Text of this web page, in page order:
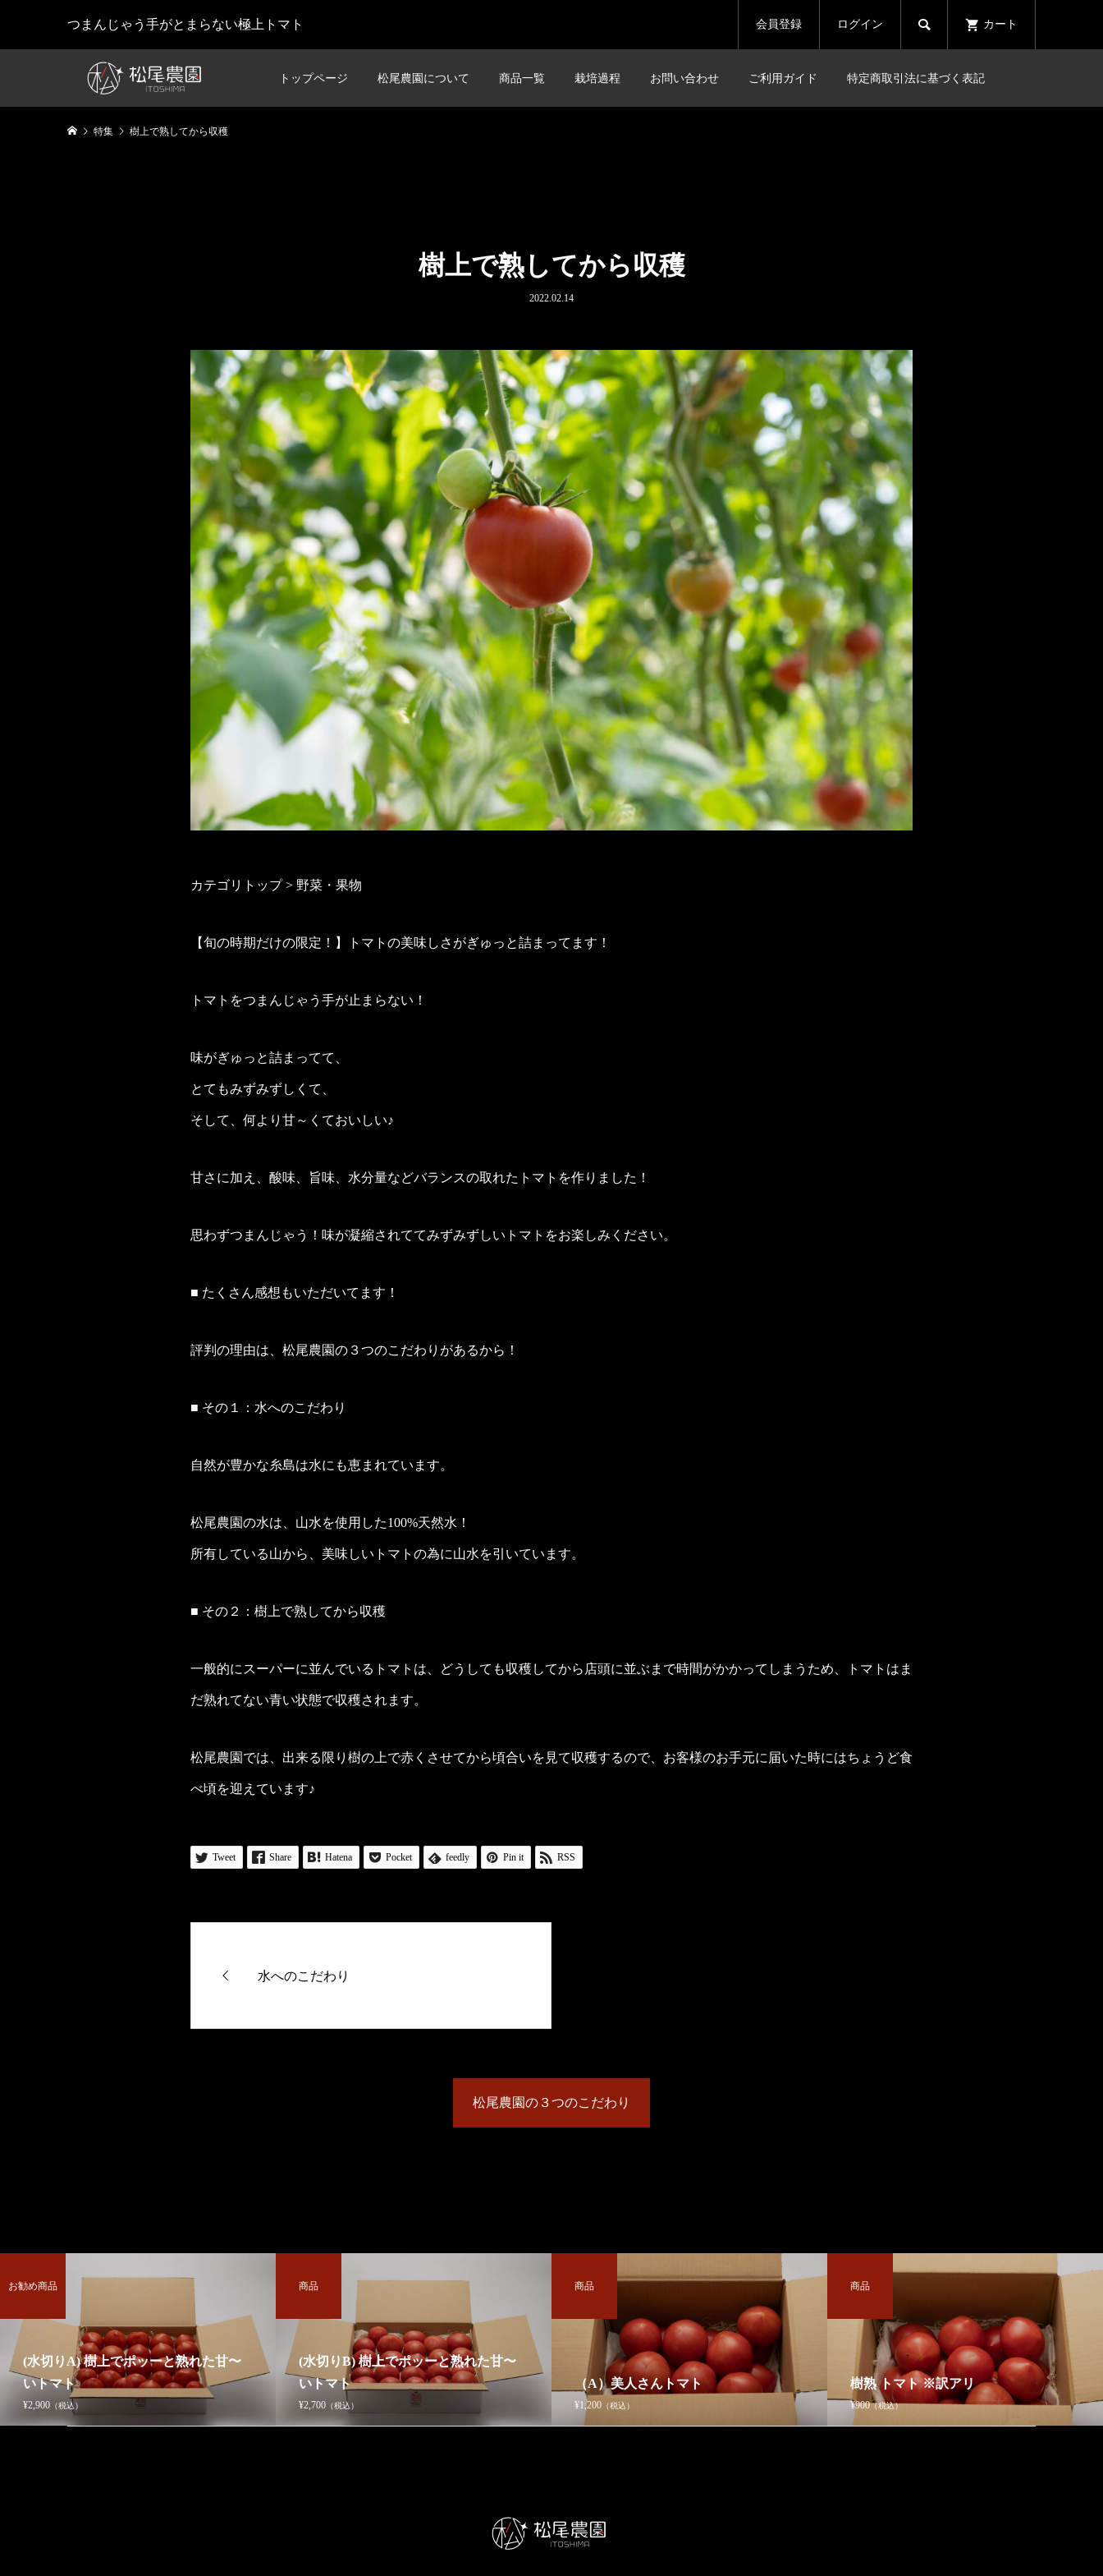
つまんじゃう手がとまらない極上トマト 会員登録 ログイン  カート
トップページ 松尾農園について 商品一覧 栽培過程 お問い合わせ ご利用ガイド 特定商取引法に基づく表記
特集 樹上で熟してから収穫
樹上で熟してから収穫
2022.02.14
カテゴリトップ > 野菜・果物
【旬の時期だけの限定！】トマトの美味しさがぎゅっと詰まってます！
トマトをつまんじゃう手が止まらない！
味がぎゅっと詰まってて、
とてもみずみずしくて、
そして、何より甘～くておいしい♪
甘さに加え、酸味、旨味、水分量などバランスの取れたトマトを作りました！
思わずつまんじゃう！味が凝縮されててみずみずしいトマトをお楽しみください。
■ たくさん感想もいただいてます！
評判の理由は、松尾農園の３つのこだわりがあるから！
■ その１：水へのこだわり
自然が豊かな糸島は水にも恵まれています。
松尾農園の水は、山水を使用した100%天然水！
所有している山から、美味しいトマトの為に山水を引いています。
■ その２：樹上で熟してから収穫
一般的にスーパーに並んでいるトマトは、どうしても収穫してから店頭に並ぶまで時間がかかってしまうため、トマトはま
だ熟れてない青い状態で収穫されます。
松尾農園では、出来る限り樹の上で赤くさせてから頃合いを見て収穫するので、お客様のお手元に届いた時にはちょうど食
べ頃を迎えています♪
Tweet Share Hatena Pocket feedly Pin it RSS
水へのこだわり
松尾農園の３つのこだわり
(水切りA) 樹上でポッーと熟れた甘〜
いトマト
¥2,900（税込）
お勧め商品
(水切りB) 樹上でポッーと熟れた甘〜
いトマト
¥2,700（税込）
商品
（A）美人さんトマト
¥1,200（税込）
商品
樹熟 トマト ※訳アリ
¥900（税込）
商品